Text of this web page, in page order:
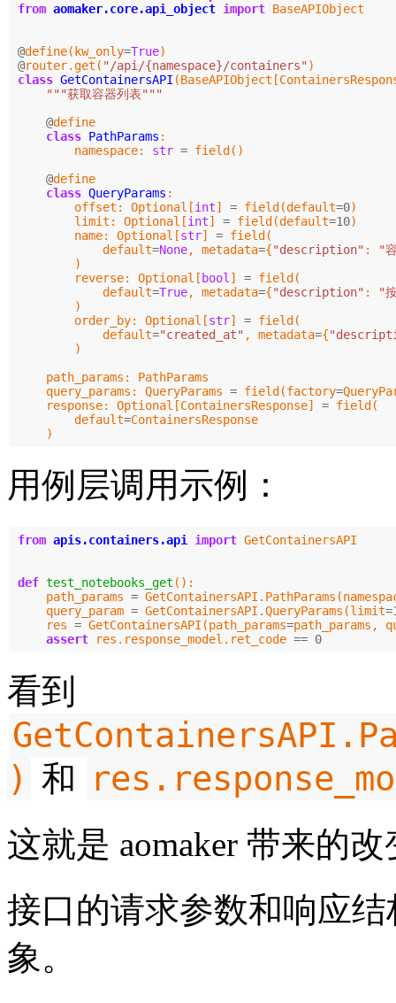
from aomaker.core.api_object import BaseAPIObject
@define(kw_only=True)
@router.get ( "/api/{namespace}/containers" )
class GetContainersAPI (BaseAPIObject [
"""获取容器列表"""
@define
class PathParams :
namespace: str = field()
@define
class QueryParams :
offset : Optional [int] = field(default=0)
limit : Optional [int] = field(default=10)
name: Optional [str] = field(
default=None, metadata={"description" :
"
)
reverse: Optional [bool ] = field(
default=True, metadata={"description" :
"
)
order_by: Optional [str] = field(
default="created_at" , metadata={
)
path_params :
PathParams
query_params : QueryParams = field(factory=
response: Optional [ContainersResponse] = field(
default=ContainersResponse
)
用例层调用示例：
from apis.containers.api import GetContainersAPI
def test_notebooks_get ():
path_params = GetContainersAPI . PathParams (
query_param = GetContainersAPI .QueryParams (limit=
res = GetContainersAPI (path_params=path_params ,
assert
res . response_model . ret_code == 0
看到
) 和
这就是 aomaker 带来的改
接口的请求参数和响应
象。